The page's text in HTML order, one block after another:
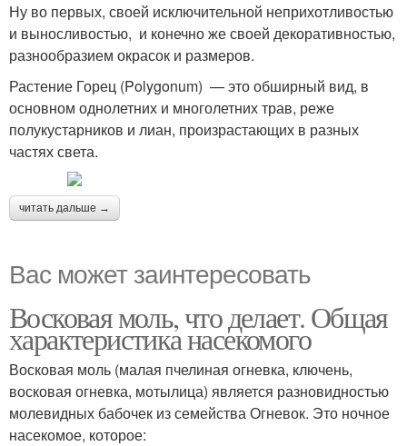
Ну во первых, своей исключительной неприхотливостью
и выносливостью, и конечно же своей декоративностью,
разнообразием окрасок и размеров.
Растение Горец (Polygonum) — это обширный вид, в
основном однолетних и многолетних трав, реже
полукустарников и лиан, произрастающих в разных
частях света.
читать дальше →
Вас может заинтересовать
Восковая моль, что делает. Общая
характеристика насекомого
Восковая моль (малая пчелиная огневка, ключень,
восковая огневка, мотылица) является разновидностью
молевидных бабочек из семейства Огневок. Это ночное
насекомое, которое: